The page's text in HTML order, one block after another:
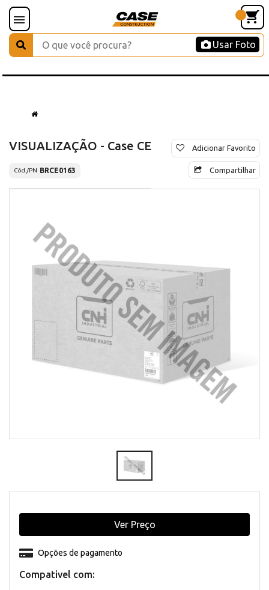
Usar Foto
VISUALIZAÇÃO - Case CE
Cód./PN BRCE0163
Adicionar Favorito
Compartilhar
Compativel com:
Opções de pagamento
Ver Preço